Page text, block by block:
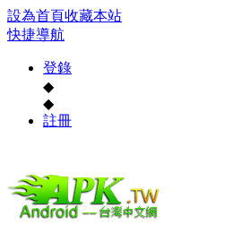
設為首頁收藏本站
快捷導航
登錄
◆
◆
註冊